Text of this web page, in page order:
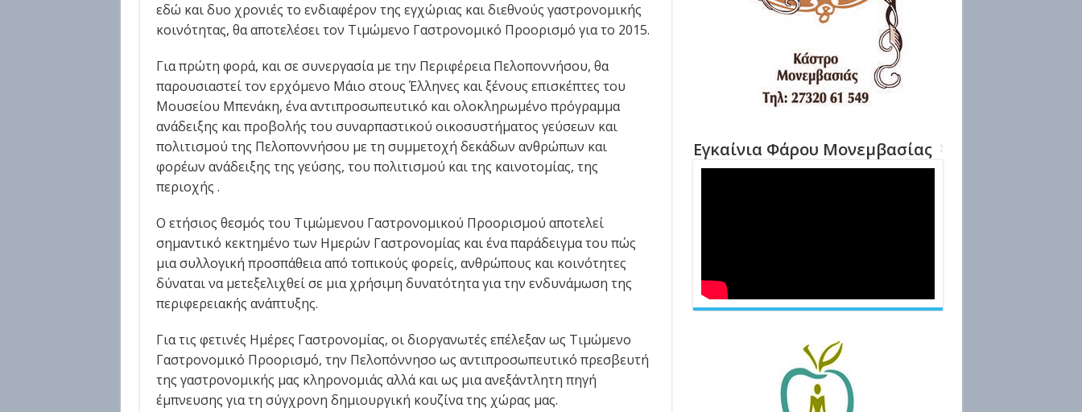
εδώ και δυο χρονιές το ενδιαφέρον της εγχώριας και διεθνούς γαστρονομικής
κοινότητας, θα αποτελέσει τον Τιμώμενο Γαστρονομικό Προορισμό για το 2015.
Για πρώτη φορά, και σε συνεργασία με την Περιφέρεια Πελοποννήσου, θα
παρουσιαστεί τον ερχόμενο Μάιο στους Έλληνες και ξένους επισκέπτες του
Μουσείου Μπενάκη, ένα αντιπροσωπευτικό και ολοκληρωμένο πρόγραμμα
ανάδειξης και προβολής του συναρπαστικού οικοσυστήματος γεύσεων και
πολιτισμού της Πελοποννήσου με τη συμμετοχή δεκάδων ανθρώπων και
φορέων ανάδειξης της γεύσης, του πολιτισμού και της καινοτομίας, της
περιοχής .
Ο ετήσιος θεσμός του Τιμώμενου Γαστρονομικού Προορισμού αποτελεί
σημαντικό κεκτημένο των Ημερών Γαστρονομίας και ένα παράδειγμα του πώς
μια συλλογική προσπάθεια από τοπικούς φορείς, ανθρώπους και κοινότητες
δύναται να μετεξελιχθεί σε μια χρήσιμη δυνατότητα για την ενδυνάμωση της
περιφερειακής ανάπτυξης.
Για τις φετινές Ημέρες Γαστρονομίας, οι διοργανωτές επέλεξαν ως Τιμώμενο
Γαστρονομικό Προορισμό, την Πελοπόννησο ως αντιπροσωπευτικό πρεσβευτή
της γαστρονομικής μας κληρονομιάς αλλά και ως μια ανεξάντλητη πηγή
έμπνευσης για τη σύγχρονη δημιουργική κουζίνα της χώρας μας.
Εγκαίνια Φάρου Μονεμβασίας